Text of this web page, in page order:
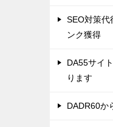
SEO対策
ンク獲得
DA55サイ
ります
DADR60か